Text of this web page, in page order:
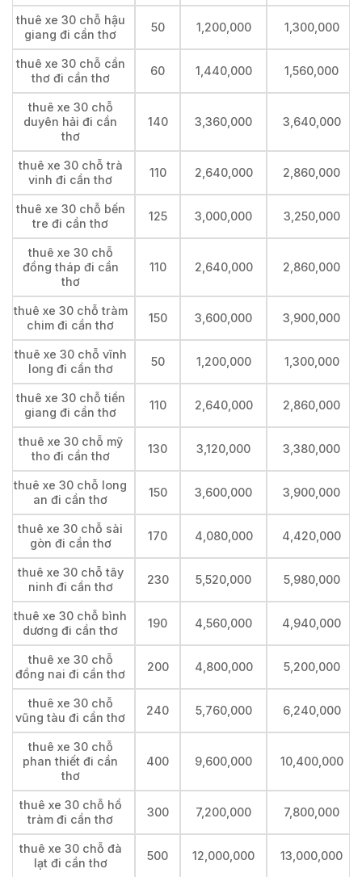
thuê xe 30 chỗ hậu
giang đi cần thơ
50 1,200,000 1,300,000
thuê xe 30 chỗ cần
thơ đi cần thơ
60 1,440,000 1,560,000
thuê xe 30 chỗ
duyên hải đi cần
thơ
140 3,360,000 3,640,000
thuê xe 30 chỗ trà
vinh đi cần thơ
110 2,640,000 2,860,000
thuê xe 30 chỗ bến
tre đi cần thơ
125 3,000,000 3,250,000
thuê xe 30 chỗ
đồng tháp đi cần
thơ
110 2,640,000 2,860,000
thuê xe 30 chỗ tràm
chim đi cần thơ
150 3,600,000 3,900,000
thuê xe 30 chỗ vĩnh
long đi cần thơ
50 1,200,000 1,300,000
thuê xe 30 chỗ tiền
giang đi cần thơ
110 2,640,000 2,860,000
thuê xe 30 chỗ mỹ
tho đi cần thơ
130 3,120,000 3,380,000
thuê xe 30 chỗ long
an đi cần thơ
150 3,600,000 3,900,000
thuê xe 30 chỗ sài
gòn đi cần thơ
170 4,080,000 4,420,000
thuê xe 30 chỗ tây
ninh đi cần thơ
230 5,520,000 5,980,000
thuê xe 30 chỗ bình
dương đi cần thơ
190 4,560,000 4,940,000
thuê xe 30 chỗ
đồng nai đi cần thơ
200 4,800,000 5,200,000
thuê xe 30 chỗ
vũng tàu đi cần thơ
240 5,760,000 6,240,000
thuê xe 30 chỗ
phan thiết đi cần
thơ
400 9,600,000 10,400,000
thuê xe 30 chỗ hồ
tràm đi cần thơ
300 7,200,000 7,800,000
thuê xe 30 chỗ đà
lạt đi cần thơ
500 12,000,000 13,000,000